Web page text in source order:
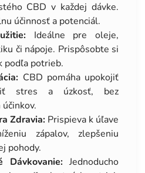
CBD v každej dávke.
účinnosť a potenciál.
Ideálne pre oleje,
či nápoje. Prispôsobte si
podľa potrieb.
CBD pomáha upokojiť
stres a úzkosť, bez
Zdravia: Prispieva k úľave
zápalov, zlepšeniu
pohody.
Dávkovanie:Jednoducho